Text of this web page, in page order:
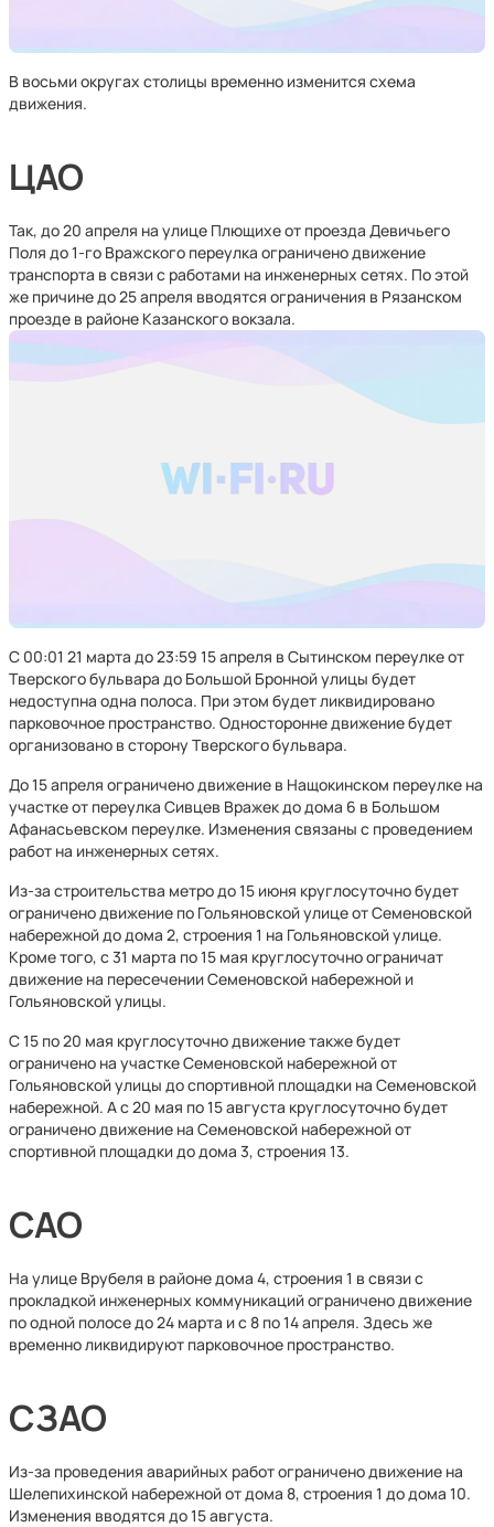
В восьми округах столицы временно изменится схема
движения.
ЦАО
Так, до 20 апреля на улице Плющихе от проезда Девичьего
Поля до 1-го Вражского переулка ограничено движение
транспорта в связи с работами на инженерных сетях. По этой
же причине до 25 апреля вводятся ограничения в Рязанском
проезде в районе Казанского вокзала.
С 00:01 21 марта до 23:59 15 апреля в Сытинском переулке от
Тверского бульвара до Большой Бронной улицы будет
недоступна одна полоса. При этом будет ликвидировано
парковочное пространство. Односторонне движение будет
организовано в сторону Тверского бульвара.
До 15 апреля ограничено движение в Нащокинском переулке на
участке от переулка Сивцев Вражек до дома 6 в Большом
Афанасьевском переулке. Изменения связаны с проведением
работ на инженерных сетях.
Из-за строительства метро до 15 июня круглосуточно будет
ограничено движение по Гольяновской улице от Семеновской
набережной до дома 2, строения 1 на Гольяновской улице.
Кроме того, с 31 марта по 15 мая круглосуточно ограничат
движение на пересечении Семеновской набережной и
Гольяновской улицы.
С 15 по 20 мая круглосуточно движение также будет
ограничено на участке Семеновской набережной от
Гольяновской улицы до спортивной площадки на Семеновской
набережной. А с 20 мая по 15 августа круглосуточно будет
ограничено движение на Семеновской набережной от
спортивной площадки до дома 3, строения 13.
САО
На улице Врубеля в районе дома 4, строения 1 в связи с
прокладкой инженерных коммуникаций ограничено движение
по одной полосе до 24 марта и с 8 по 14 апреля. Здесь же
временно ликвидируют парковочное пространство.
СЗАО
Из-за проведения аварийных работ ограничено движение на
Шелепихинской набережной от дома 8, строения 1 до дома 10.
Изменения вводятся до 15 августа.